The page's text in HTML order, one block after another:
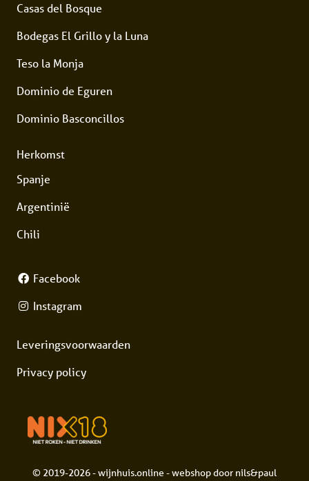
Casas del Bosque
Bodegas El Grillo y la Luna
Teso la Monja
Dominio de Eguren
Dominio Basconcillos
Herkomst
Spanje
Argentinië
Chili
Facebook
Instagram
Leveringsvoorwaarden
Privacy policy
© 2019-2026 - wijnhuis.online - webshop door nils&paul